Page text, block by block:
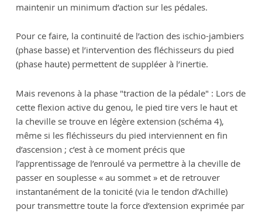
maintenir un minimum d’action sur les pédales.
Pour ce faire, la continuité de l’action des ischio-jambiers
(phase basse) et l’intervention des fléchisseurs du pied
(phase haute) permettent de suppléer à l’inertie.
Mais revenons à la phase "traction de la pédale" : Lors de
cette flexion active du genou, le pied tire vers le haut et
la cheville se trouve en légère extension (schéma 4),
même si les fléchisseurs du pied interviennent en fin
d’ascension ; c’est à ce moment précis que
l’apprentissage de l’enroulé va permettre à la cheville de
passer en souplesse « au sommet » et de retrouver
instantanément de la tonicité (via le tendon d’Achille)
pour transmettre toute la force d’extension exprimée par